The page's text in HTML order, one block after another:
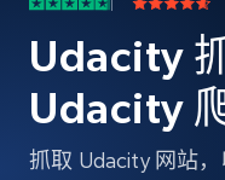
Udacity
Udacity
抓取 Udacity 网站